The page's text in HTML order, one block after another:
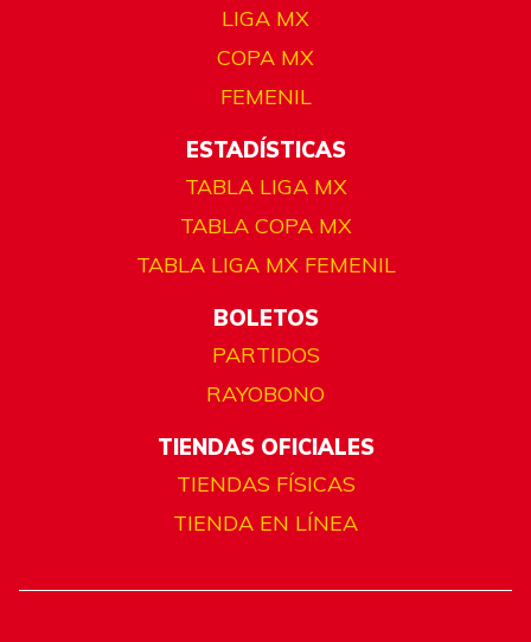
LIGA MX
COPA MX
FEMENIL
ESTADÍSTICAS
TABLA LIGA MX
TABLA COPA MX
TABLA LIGA MX FEMENIL
BOLETOS
PARTIDOS
RAYOBONO
TIENDAS OFICIALES
TIENDAS FÍSICAS
TIENDA EN LÍNEA